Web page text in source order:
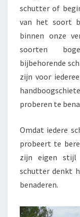
schutter of
van het soort
binnen onze
soorten
bijbehorende
zijn voor
proberen te
Omdat iedere
probeert te
zijn eigen stijl
schutter denkt
benaderen.